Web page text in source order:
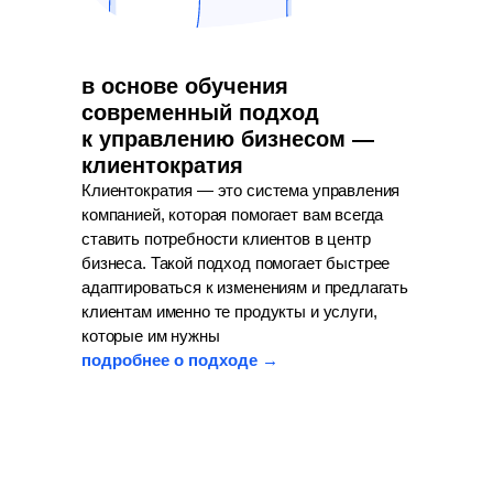
в основе обучения
современный подход
к управлению бизнесом —
клиентократия
Клиентократия — это система управления
компанией, которая помогает вам всегда
ставить потребности клиентов в центр
бизнеса. Такой подход помогает быстрее
адаптироваться к изменениям и предлагать
клиентам именно те продукты и услуги,
которые им нужны
подробнее о подходе →